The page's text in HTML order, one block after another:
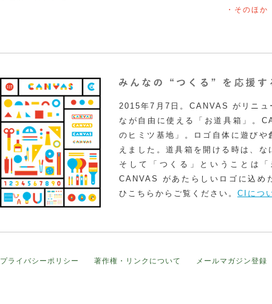
・そのほか
2015年7月7日。CANVAS がリニュ
なが自由に使える「お道具箱」。
のヒミツ基地」。ロゴ自体に遊び
えました。道具箱を開ける時は、
そして「つくる」ということは
CANVAS があたらしいロゴに込め
ひこちらからご覧ください。 CIにつ
プライバシーポリシー 著作権・リンクについて メールマガジン登録